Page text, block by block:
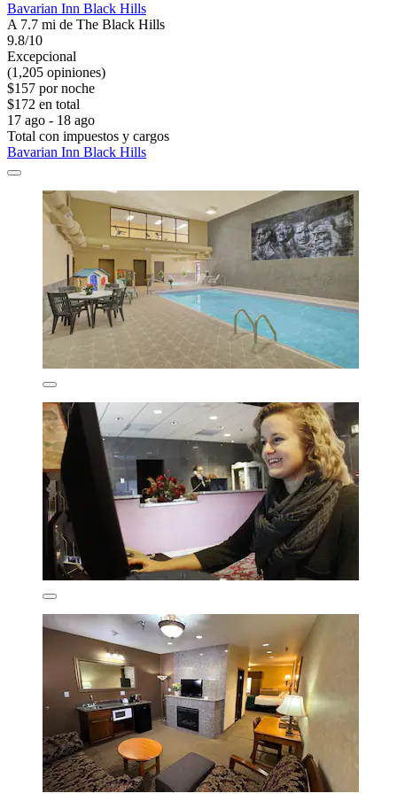
Bavarian Inn Black Hills
A 7.7 mi de The Black Hills
9.8/10
Excepcional
(1,205 opiniones)
$157 por noche
$172 en total
17 ago - 18 ago
Total con impuestos y cargos
Bavarian Inn Black Hills